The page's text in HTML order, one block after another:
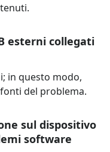
esterni collegati
in questo modo,
del problema.
sul dispositivo
software